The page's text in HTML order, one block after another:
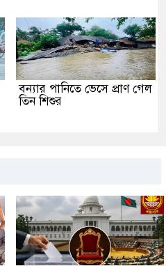
বন্যার পানিতে ভেসে প্রাণ গেল
তিন শিশুর